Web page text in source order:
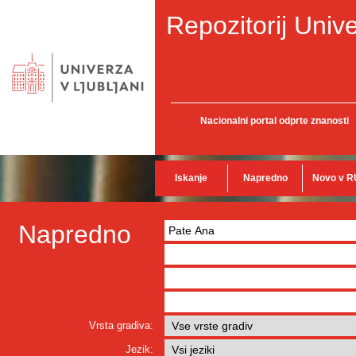
Repozitorij
Nacionalni portal odprte znanosti
Iskanje Napredno Novo v
Napredno
Vrsta gradiva:
Jezik: